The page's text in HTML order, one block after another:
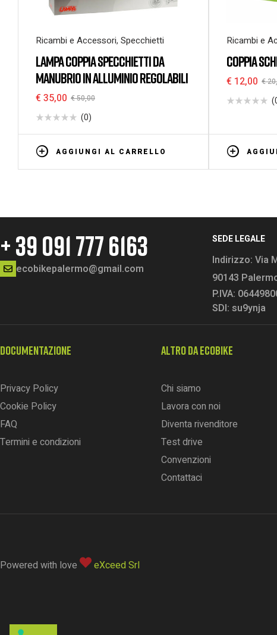
Ricambi e Accessori, Specchietti
LAMPA COPPIA SPECCHIETTI DA
MANUBRIO IN ALLUMINIO REGOLABILI
€50,00
€ 35,00
(0)
AGGIUNGI AL CARRELLO
Ricambi e
COPPIA
€
€ 12,00
+ 39 091 777 6163
ecobikepalermo@gmail.com
SEDE LEGALE
Indirizzo: Via
90143
P.IVA:
SDI: su9ynja
DOCUMENTAZIONE
Privacy Policy
Cookie Policy
FAQ
Termini e condizioni
ALTRO DA ECOBIKE
Chi siamo
Lavora con noi
Diventa rivenditore
Test drive
Convenzioni
Contattaci
Powered with love eXceed Srl